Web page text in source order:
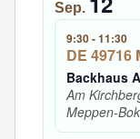
Sep.
9:30-11:30
DE 49716
Backhaus
Am
Meppen-